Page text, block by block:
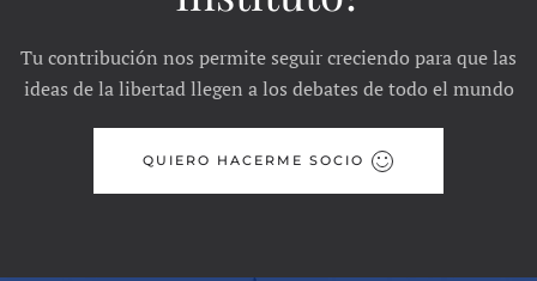
Tu contribución nos permite seguir creciendo para que las
ideas de la libertad llegen a los debates de todo el mundo
QUIERO HACERME SOCIO